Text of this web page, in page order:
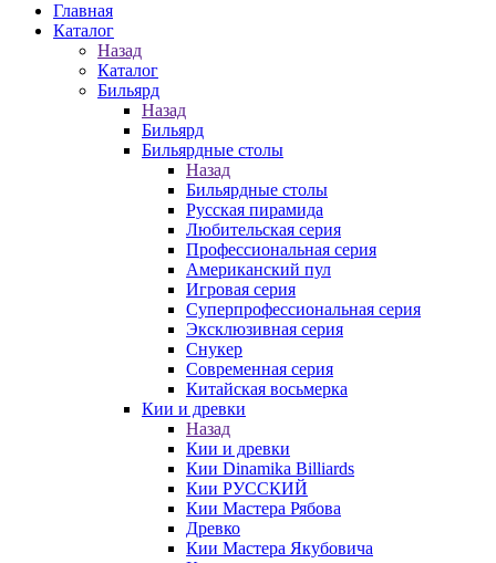
Главная
Каталог
Назад
Каталог
Бильярд
Назад
Бильярд
Бильярдные столы
Назад
Бильярдные столы
Русская пирамида
Любительская серия
Профессиональная серия
Американский пул
Игровая серия
Суперпрофессиональная серия
Эксклюзивная серия
Снукер
Современная серия
Китайская восьмерка
Кии и древки
Назад
Кии и древки
Кии Dinamika Billiards
Кии РУССКИЙ
Кии Мастера Рябова
Древко
Кии Мастера Якубовича